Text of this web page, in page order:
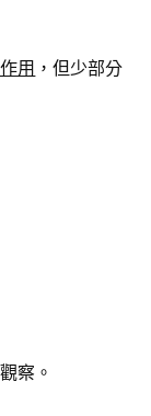
用 ，但少部分
察。